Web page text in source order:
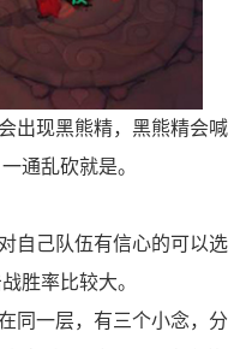
现黑熊精，黑熊精会喊
通乱砍就是。
己队伍有信心的可以选
胜率比较大。
一层，有三个小念，分